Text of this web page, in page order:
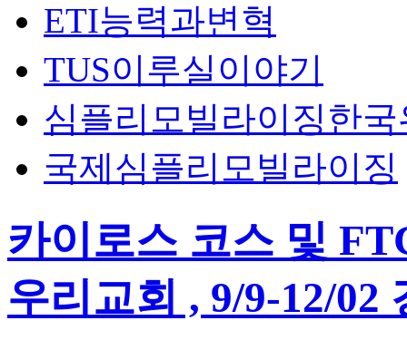
ETI능력과변혁
TUS이루실이야기
심플리모빌라이징한
국제심플리모빌라이징
카이로스 코스 및
우리교회 , 9/9-12/02